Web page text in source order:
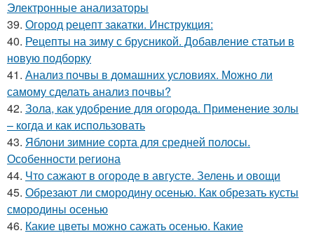
Электронные анализаторы
39. Огород рецепт закатки. Инструкция:
40. Рецепты на зиму с брусникой. Добавление статьи в
новую подборку
41. Анализ почвы в домашних условиях. Можно ли
самому сделать анализ почвы?
42. Зола, как удобрение для огорода. Применение золы
– когда и как использовать
43. Яблони зимние сорта для средней полосы.
Особенности региона
44. Что сажают в огороде в августе. Зелень и овощи
45. Обрезают ли смородину осенью. Как обрезать кусты
смородины осенью
46. Какие цветы можно сажать осенью. Какие